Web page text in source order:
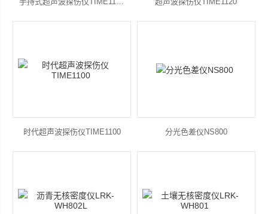
时代超声波探伤仪TIME1100 分光色差仪NS800